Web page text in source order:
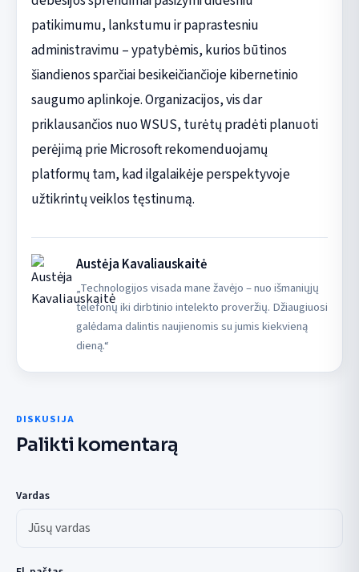
patikimumu, lankstumu ir paprastesniu
administravimu – ypatybėmis, kurios būtinos
šiandienos sparčiai besikeičiančioje kibernetinio
saugumo aplinkoje. Organizacijos, vis dar
priklausančios nuo WSUS, turėtų pradėti planuoti
perėjimą prie Microsoft rekomenduojamų
platformų tam, kad ilgalaikėje perspektyvoje
užtikrintų veiklos tęstinumą.
Austėja Kavaliauskaitė
„Technologijos visada mane žavėjo – nuo išmaniųjų
telefonų iki dirbtinio intelekto proveržių. Džiaugiuosi
galėdama dalintis naujienomis su jumis kiekvieną
dieną.“
DISKUSIJA
Palikti komentarą
Vardas